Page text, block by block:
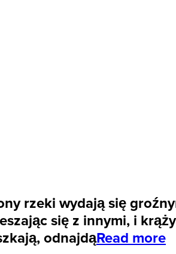
rzeki wydają się
się z innymi, i
odnajdąRead more